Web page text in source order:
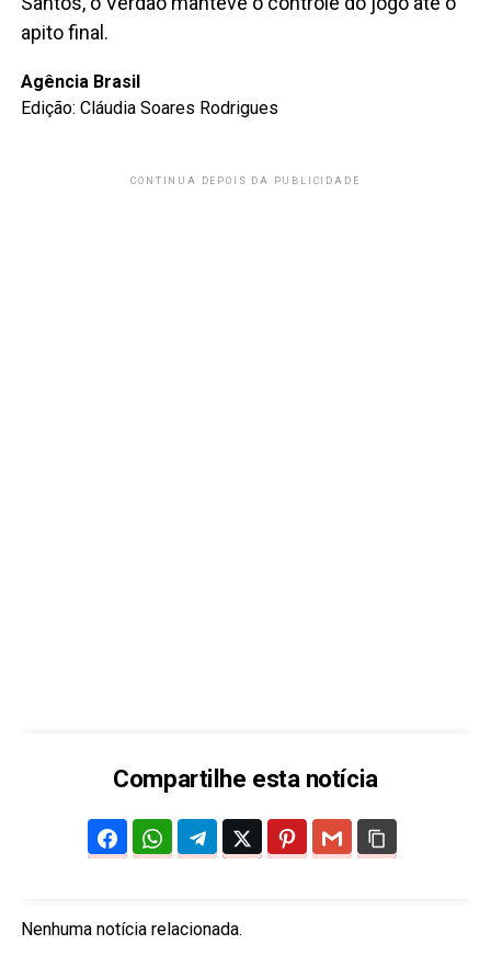
apito final.
Agência Brasil
Edição: Cláudia Soares Rodrigues
CONTINUA DEPOIS DA PUBLICIDADE
Compartilhe esta notícia
Nenhuma notícia relacionada.